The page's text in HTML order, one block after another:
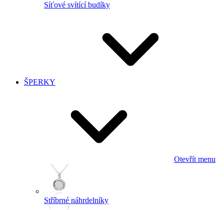
Síťové svítící budíky
ŠPERKY
Otevřít menu
Stříbrné náhrdelníky